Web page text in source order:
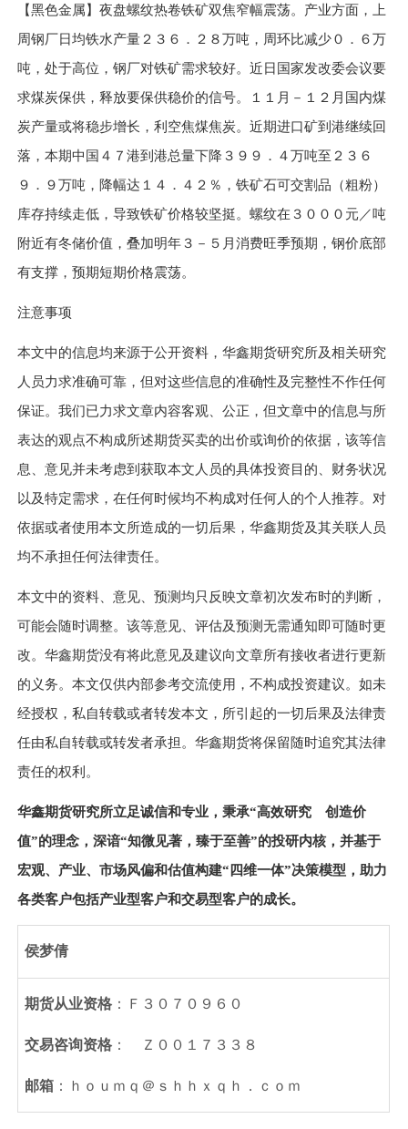
【黑色金属】夜盘螺纹热卷铁矿双焦窄幅震荡。产业方面，上
周钢厂日均铁水产量 ２３６．２８万吨，周环比减少０．６万
吨，处于高位，钢厂对铁矿需求较好。近日国家发改委会议要
求煤炭保供，释放要保供稳价的信号。
１１ 月 －１２ 月国内煤
炭产量或将稳步增长，利空焦煤焦炭。近期进口矿到港继续回
落，本期中国 ４７港到港总量下降 ３９９．４万吨至 ２３６
９．９万吨，降幅达 １４．４２％ ，铁矿石可交割品 （粗粉）
库存持续走低，导致铁矿价格较坚挺。螺纹在 ３０００ 元／吨
附近有冬储价值，叠加明年３－５ 月消费旺季预期，钢价底部
有支撑，预期短期价格震荡。
注意事项
本文中的信息均来源于公开资料，华鑫期货研究所及相关研究
人员力求准确可靠，但对这些信息的准确性及完整性不作任何
保证。我们已力求文章内容客观、公正，但文章中的信息与所
表达的观点不构成所述期货买卖的出价或询价的依据，该等信
息、意见并未考虑到获取本文人员的具体投资目的、财务状况
以及特定需求，在任何时候均不构成对任何人的个人推荐。对
依据或者使用本文所造成的一切后果，华鑫期货及其关联人员
均不承担任何法律责任。
本文中的资料、意见、预测均只反映文章初次发布时的判断，
可能会随时调整。该等意见、评估及预测无需通知即可随时更
改。华鑫期货没有将此意见及建议向文章所有接收者进行更新
的义务。本文仅供内部参考交流使用，不构成投资建议。如未
经授权，私自转载或者转发本文，所引起的一切后果及法律责
任由私自转载或转发者承担。华鑫期货将保留随时追究其法律
责任的权利。
华鑫期货研究所立足诚信和专业，秉承“高效研究 创造价
值”的理念，深谙“知微见著 ，臻于至善”的投研内核，并基于
宏观、产业、市场风偏和估值构建“四维一体”决策模型，助力
各类客户包括产业型客户和交易型客户的成长。
侯梦倩
期货从业资格 ： Ｆ３０７０９６０
交易咨询资格 ： Ｚ００１７３３８
邮箱 ： ｈｏｕｍｑ＠ｓｈｈｘｑｈ．ｃｏｍ